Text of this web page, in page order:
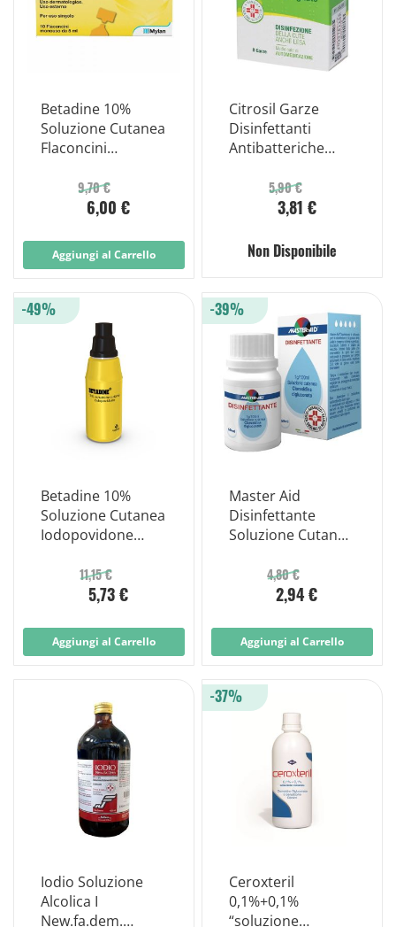
Betadine 10%
Soluzione Cutanea
Flaconcini
9,70 €
6,00 €
Aggiungi al Carrello
Citrosil Garze
Disinfettanti
Antibatteriche
Benzalconio
Cloruro 8 Garze
5,90 €
3,81 €
Non Disponibile
Betadine 10%
Soluzione Cutanea
Iodopovidone
11,15 €
5,73 €
-49%
Aggiungi al Carrello
Master Aid
Disinfettante
Soluzione Cutanea
4,80 €
2,94 €
-39%
Aggiungi al Carrello
Iodio Soluzione
Alcolica I
New.fa.dem.
Ceroxteril
0,1%+0,1%
“soluzione
-37%